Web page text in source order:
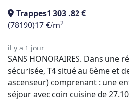
Trappes1 303 .82 €
(78190)17 €/m2
il y a 1 jour
SANS HONORAIRES. Dans une
sécurisée, T4 situé au 6ème et
ascenseur) comprenant : une
séjour avec coin cuisine de